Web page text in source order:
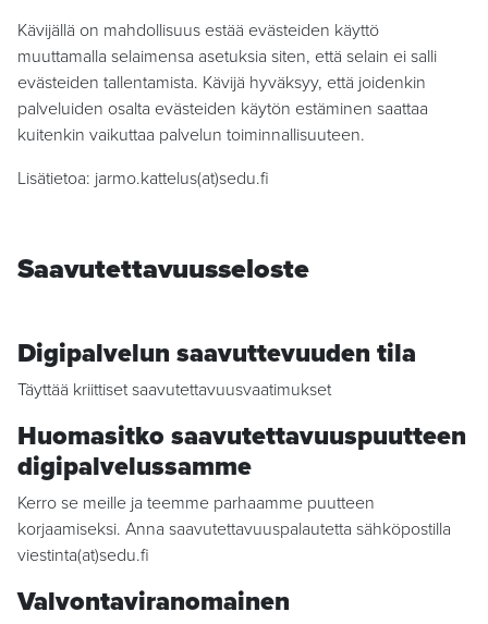
Kävijällä on mahdollisuus estää evästeiden käyttö
muuttamalla selaimensa asetuksia siten, että selain ei salli
evästeiden tallentamista. Kävijä hyväksyy, että joidenkin
palveluiden osalta evästeiden käytön estäminen saattaa
kuitenkin vaikuttaa palvelun toiminnallisuuteen.
Lisätietoa: jarmo.kattelus(at)sedu.fi
Saavutettavuusseloste
Digipalvelun saavuttevuuden tila
Täyttää kriittiset saavutettavuusvaatimukset
Huomasitko saavutettavuuspuutteen
digipalvelussamme
Kerro se meille ja teemme parhaamme puutteen
korjaamiseksi. Anna saavutettavuuspalautetta sähköpostilla
viestinta(at)sedu.fi
Valvontaviranomainen